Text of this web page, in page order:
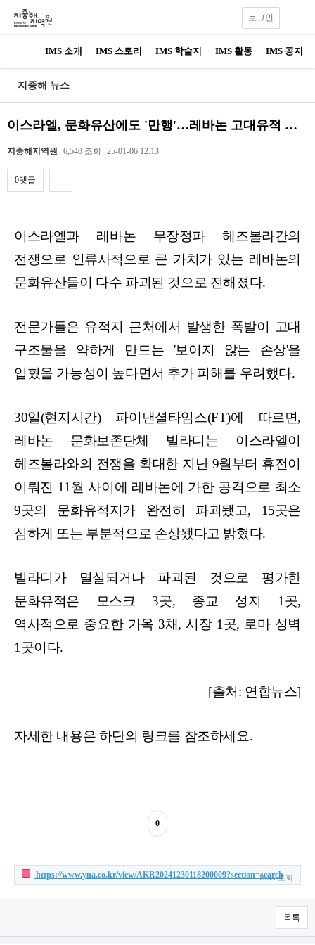
IMS 소개 IMS 스토리 IMS 학술지 IMS 활동 IMS 공지
로그인
지중해 뉴스
이스라엘, 문화유산에도 '만행'…레바논 고대유적 묻지마…
지중해지역원 6,540 조회 25-01-06 12:13
0댓글
이스라엘과 레바논 무장정파 헤즈볼라간의
전쟁으로 인류사적으로 큰 가치가 있는 레바논의
문화유산들이 다수 파괴된 것으로 전해졌다.
전문가들은 유적지 근처에서 발생한 폭발이 고대
구조물을 약하게 만드는 '보이지 않는 손상'을
입혔을 가능성이 높다면서 추가 피해를 우려했다.
30일(현지시간) 파이낸셜타임스(FT)에 따르면,
레바논 문화보존단체 빌라디는 이스라엘이
헤즈볼라와의 전쟁을 확대한 지난 9월부터 휴전이
이뤄진 11월 사이에 레바논에 가한 공격으로 최소
9곳의 문화유적지가 완전히 파괴됐고, 15곳은
심하게 또는 부분적으로 손상됐다고 밝혔다.
빌라디가 멸실되거나 파괴된 것으로 평가한
문화유적은 모스크 3곳, 종교 성지 1곳,
역사적으로 중요한 가옥 3채, 시장 1곳, 로마 성벽
1곳이다.
[출처: 연합뉴스]
자세한 내용은 하단의 링크를 참조하세요.
0
https://www.yna.co.kr/view/AKR20241230118200009?section=search
1955 조회
목록